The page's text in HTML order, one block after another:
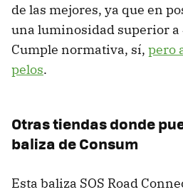
de las mejores, ya que en
una luminosidad superior a
Cumple normativa, sí, pero
pelos.
Otras tiendas donde
baliza de Consum
Esta baliza SOS Road